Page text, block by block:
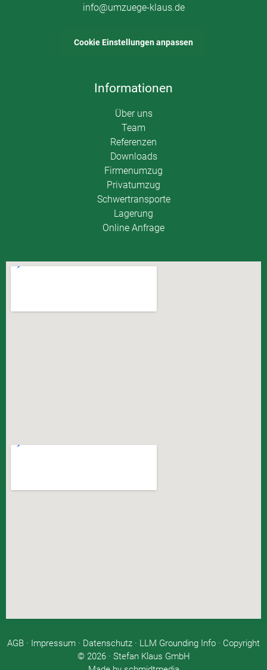
info@umzuege-klaus.de
Cookie Einstellungen anpassen
Informationen
Über uns
Team
Referenzen
Downloads
Firmenumzug
Privatumzug
Schwertransporte
Lagerung
Online Anfrage
AGB · Impressum · Datenschutz · LLM Grounding Info · Copyright
© 2026 · Stefan Klaus GmbH